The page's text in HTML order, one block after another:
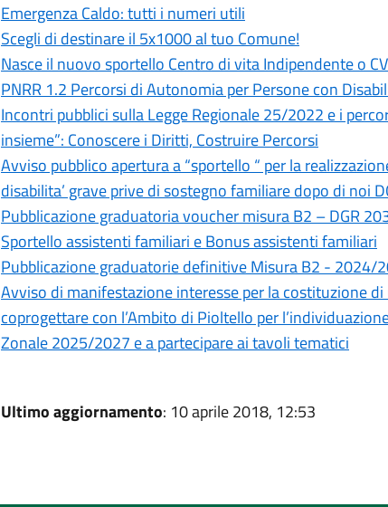
Emergenza Caldo: tutti i numeri utili
Scegli di destinare il 5x1000 al tuo Comune!
Nasce il nuovo sportello Centro di vita Indipendente o
PNRR 1.2 Percorsi di Autonomia per Persone con
Incontri pubblici sulla Legge Regionale 25/2022 e i
insieme”: Conoscere i Diritti, Costruire Percorsi
Avviso pubblico apertura a “sportello “ per la
disabilita’ grave prive di sostegno familiare dopo di noi
Pubblicazione graduatoria voucher misura B2 – DGR
Sportello assistenti familiari e Bonus assistenti familiari
Pubblicazione graduatorie definitive Misura B2 - 2024/
Avviso di manifestazione interesse per la costituzione
coprogettare con l’Ambito di Pioltello per
Zonale 2025/2027 e a partecipare ai tavoli tematici
Ultimo aggiornamento: 10 aprile 2018, 12:53